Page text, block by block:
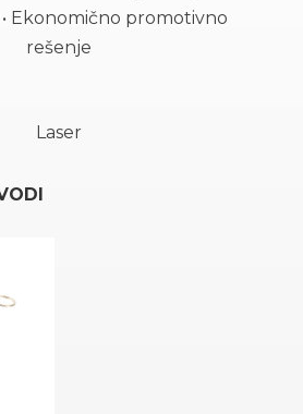
Ekonomično promotivno
rešenje
Laser